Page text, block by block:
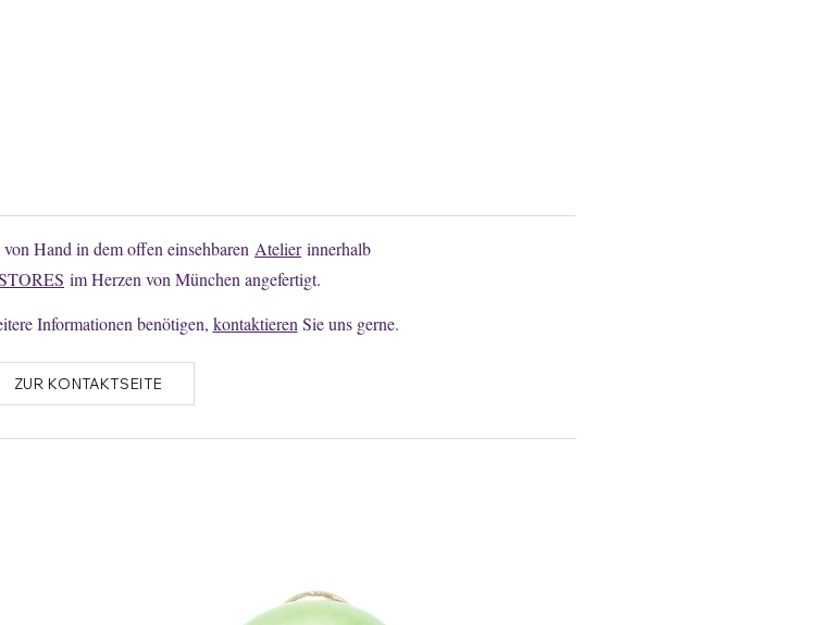
Hand in dem offen einsehbaren Atelierinnerhalb
im Herzen von München angefertigt.
Informationen benötigen, kontaktieren Sie uns gerne.
ZUR KONTAKTSEITE